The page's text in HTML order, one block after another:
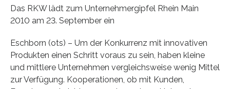
Das RKW lädt zum Unternehmergipfel Rhein Main
2010 am 23. September ein
Eschborn (ots) – Um der Konkurrenz mit innovativen
Produkten einen Schritt voraus zu sein, haben kleine
und mittlere Unternehmen vergleichsweise wenig Mittel
zur Verfügung. Kooperationen, ob mit Kunden,